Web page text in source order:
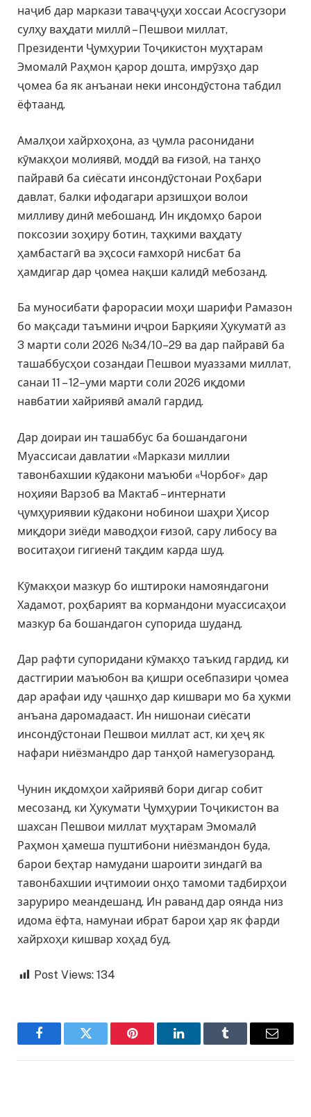
наҷиб дар маркази таваҷҷуҳи хоссаи Асосгузори
сулҳу ваҳдати миллӣ – Пешвои миллат,
Президенти Ҷумҳурии Тоҷикистон муҳтарам
Эмомалӣ Раҳмон қарор дошта, имрӯзҳо дар
ҷомеа ба як анъанаи неки инсондӯстона табдил
ёфтаанд.
Амалҳои хайрхоҳона, аз ҷумла расонидани
кӯмакҳои молиявӣ, моддӣ ва ғизоӣ, на танҳо
пайравӣ ба сиёсати инсондӯстонаи Роҳбари
давлат, балки ифодагари арзишҳои волои
милливу динӣ мебошанд. Ин иқдомҳо барои
поксозии зоҳиру ботин, таҳкими ваҳдату
ҳамбастагӣ ва эҳсоси ғамхорӣ нисбат ба
ҳамдигар дар ҷомеа нақши калидӣ мебозанд.
Ба муносибати фарорасии моҳи шарифи Рамазон
бо мақсади таъмини иҷрои Барқияи Ҳукуматӣ аз
3 марти соли 2026 №34/10–29 ва дар пайравӣ ба
ташаббусҳои созандаи Пешвои муаззами миллат,
санаи 11 – 12–уми марти соли 2026 иқдоми
навбатии хайриявӣ амалӣ гардид.
Дар доираи ин ташаббус ба бошандагони
Муассисаи давлатии «Маркази миллии
тавонбахшии кӯдакони маъюби «Чорбоғ» дар
ноҳияи Варзоб ва Мактаб – интернати
ҷумҳуриявии кӯдакони нобинои шаҳри Ҳисор
миқдори зиёди маводҳои ғизоӣ, сару либосу ва
воситаҳои гигиенӣ тақдим карда шуд.
Кӯмакҳои мазкур бо иштироки намояндагони
Хадамот, роҳбарият ва кормандони муассисаҳои
мазкур ба бошандагон супорида шуданд.
Дар рафти супоридани кӯмакҳо таъкид гардид, ки
дастгирии маъюбон ва қишри осебпазири ҷомеа
дар арафаи иду ҷашнҳо дар кишвари мо ба ҳукми
анъана даромадааст. Ин нишонаи сиёсати
инсондӯстонаи Пешвои миллат аст, ки ҳеҷ як
нафари ниёзмандро дар танҳоӣ намегузоранд.
Чунин иқдомҳои хайриявӣ бори дигар собит
месозанд, ки Ҳукумати Ҷумҳурии Тоҷикистон ва
шахсан Пешвои миллат муҳтарам Эмомалӣ
Раҳмон ҳамеша пуштибони ниёзмандон буда,
барои беҳтар намудани шароити зиндагӣ ва
тавонбахшии иҷтимоии онҳо тамоми тадбирҳои
заруриро меандешанд. Ин раванд дар оянда низ
идома ёфта, намунаи ибрат барои ҳар як фарди
хайрхоҳи кишвар хоҳад буд.
Post Views: 134
FacebookTwitter Pinterest LinkedInTumblr Email